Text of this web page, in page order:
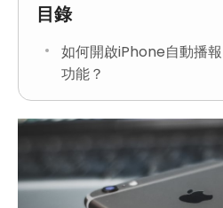
目錄
如何開啟iPhone自動播
功能？